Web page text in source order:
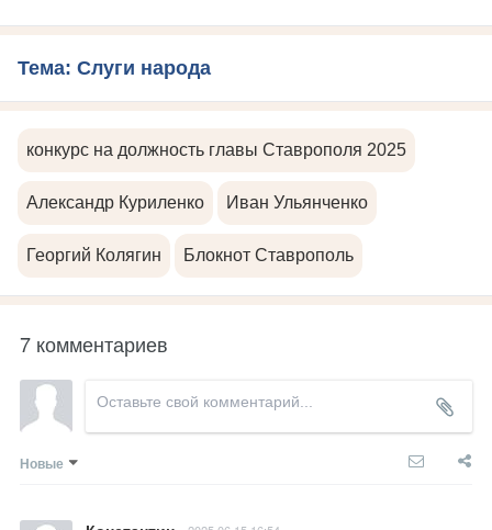
Тема: Слуги народа
конкурс на должность главы Ставрополя 2025
Александр Куриленко Иван Ульянченко
Георгий Колягин Блокнот Ставрополь
7 комментариев
Новые